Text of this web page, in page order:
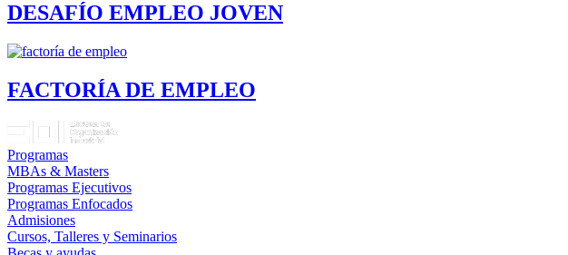
DESAFÍO EMPLEO JOVEN
FACTORÍA DE EMPLEO
Programas
MBAs & Masters
Programas Ejecutivos
Programas Enfocados
Admisiones
Cursos, Talleres y Seminarios